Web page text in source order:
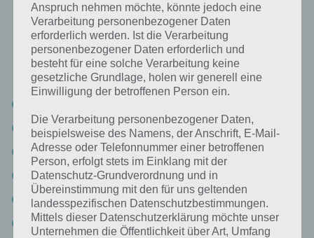
Nachfolgend findest du alle richtigen Antworten zum Sachverhalt
Beliebter Urlaubsort bei Deutschen in der App 94%. Die Lösung ist
dabei nach den Prozent-Werten sortiert. Hier die 94% Lösung
“Beliebter Urlaubsort bei Deutschen”:
Italien
Türkei
USA
Niederlande
Griechenland
Anspruch nehmen möchte, könnte jedoch eine
Verarbeitung personenbezogener Daten
erforderlich werden. Ist die Verarbeitung
personenbezogener Daten erforderlich und
besteht für eine solche Verarbeitung keine
gesetzliche Grundlage, holen wir generell eine
Einwilligung der betroffenen Person ein.
Die Verarbeitung personenbezogener Daten,
beispielsweise des Namens, der Anschrift, E-Mail-
Adresse oder Telefonnummer einer betroffenen
Person, erfolgt stets im Einklang mit der
Datenschutz-Grundverordnung und in
Übereinstimmung mit den für uns geltenden
landesspezifischen Datenschutzbestimmungen.
Mittels dieser Datenschutzerklärung möchte unser
Unternehmen die Öffentlichkeit über Art, Umfang